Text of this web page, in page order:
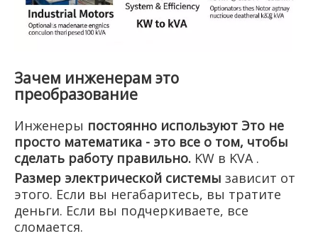
Зачем инженерам это
преобразование
Инженеры постоянно используют Это не
просто математика - это все о том, чтобы
сделать работу правильно. KW в KVA .
Размер электрической системы зависит от
этого. Если вы негабаритесь, вы тратите
деньги. Если вы подчеркиваете, все
сломается.